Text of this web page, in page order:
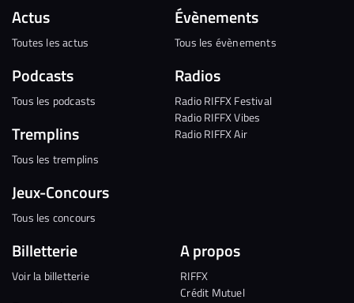
Actus
Toutes les actus
Podcasts
Tous les podcasts
Tremplins
Tous les tremplins
Jeux-Concours
Tous les concours
Évènements
Tous les évènements
Radios
Radio RIFFX Festival
Radio RIFFX Vibes
Radio RIFFX Air
Billetterie
Voir la billetterie
A propos
RIFFX
Crédit Mutuel